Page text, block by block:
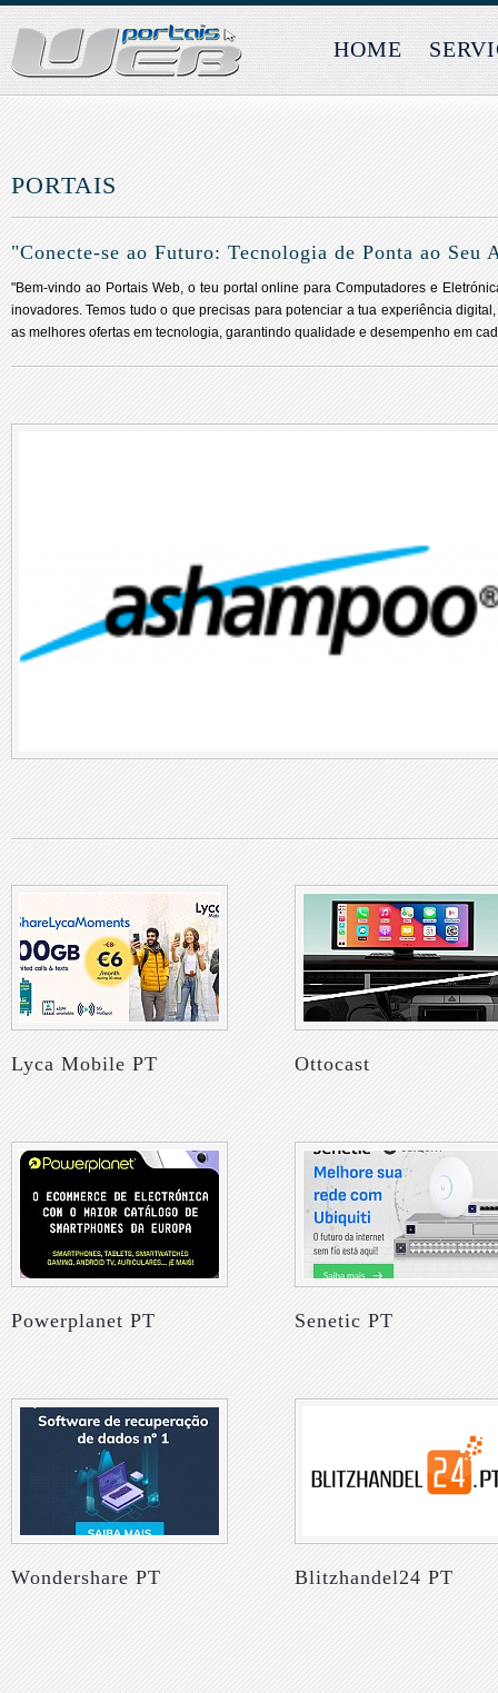
HOME
PORTAIS
"Conecte-se ao Futuro: Tecnologia de Ponta ao Seu
"Bem-vindo ao Portais Web, o teu portal online para Computadores e
inovadores. Temos tudo o que precisas para potenciar a tua experiência
as melhores ofertas em tecnologia, garantindo qualidade e desempenho em
Lyca Mobile PT Ottocast
Powerplanet PT Senetic PT
Wondershare PT Blitzhandel24 PT